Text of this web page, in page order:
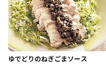
ゆでどりのねぎごまソース